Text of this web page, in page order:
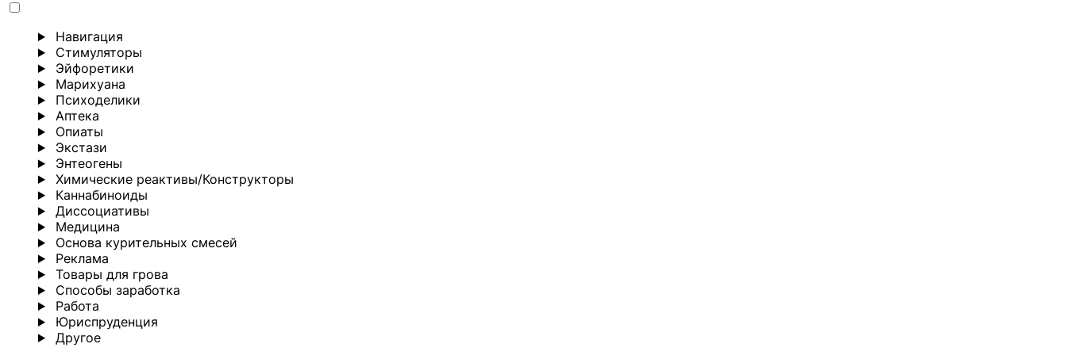
Навигация
Стимуляторы
Эйфоретики
Марихуана
Психоделики
Аптека
Опиаты
Экстази
Энтеогены
Химические реактивы/Конструкторы
Каннабиноиды
Диссоциативы
Медицина
Основа курительных смесей
Реклама
Товары для грова
Способы заработка
Работа
Юриспруденция
Другoе